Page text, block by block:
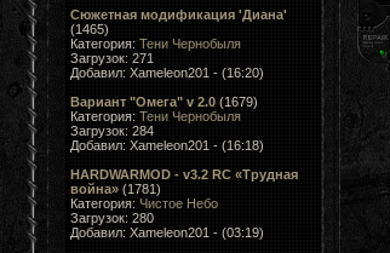
Сюжетная модификация 'Диана'
(1465)
Категория: Тени Чернобыля
Загрузок: 271
Добавил: Xameleon201 - (16:20)
Вариант "Омега" v 2.0(1679)
Категория: Тени Чернобыля
Загрузок: 284
Добавил: Xameleon201 - (16:18)
HARDWARMOD - v3.2 RC «Трудная
война»(1781)
Категория: Чистое Небо
Загрузок: 280
Добавил: Xameleon201 - (03:19)